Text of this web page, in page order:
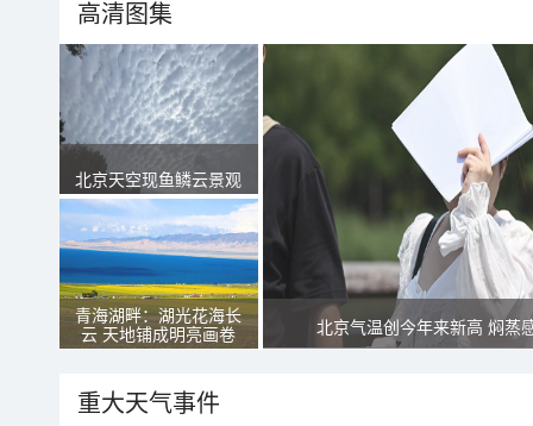
高清图集
北京天空现鱼鳞云景观
青海湖畔：湖光花海长
云 天地铺成明亮画卷
北京气温创今年来新高 焖蒸
重大天气事件